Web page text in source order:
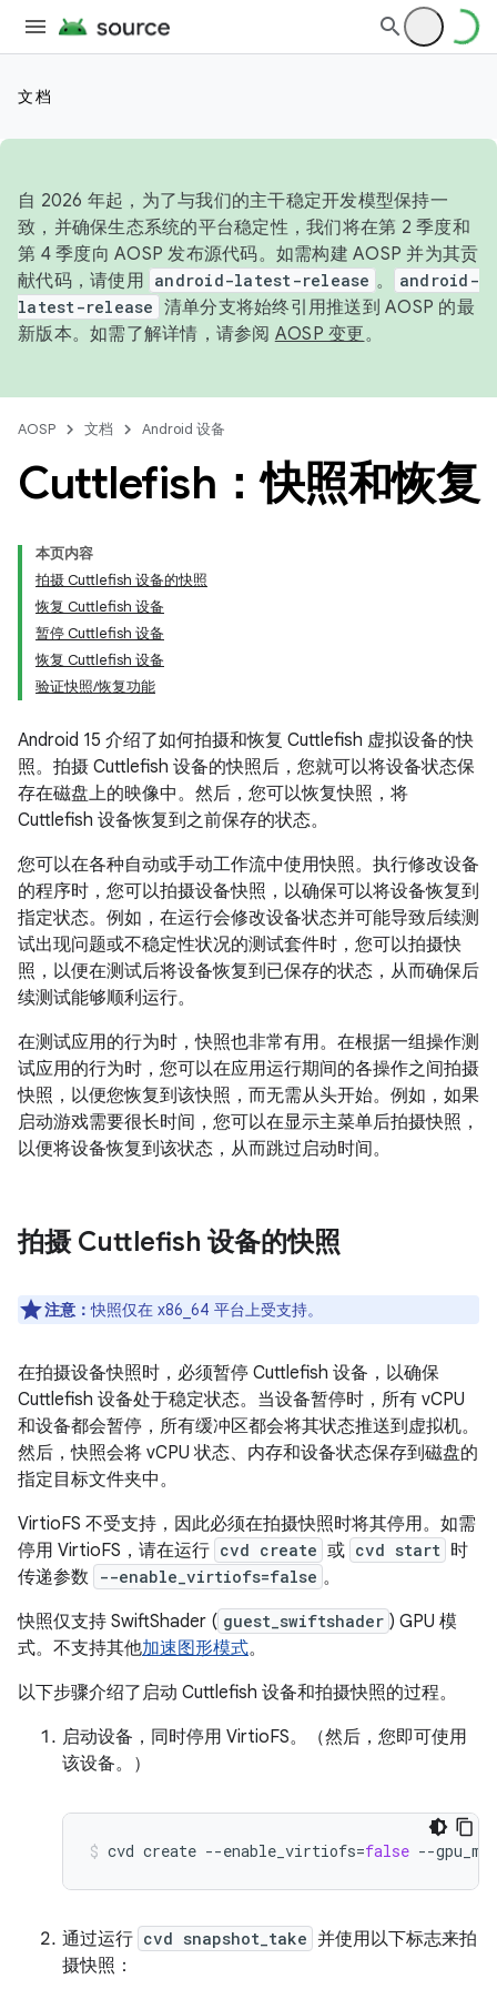
文档
自 2026 年起，为了与我们的主干稳定开发模型保持一
致，并确保生态系统的平台稳定性，我们将在第 2 季度和
第 4 季度向 AOSP 发布源代码。如需构建 AOSP 并为其贡
献代码，请使用 android-latest-release 。
android-
latest-release 清单分支将始终引用推送到 AOSP 的最
新版本。如需了解详情，请参阅 AOSP 变更。
AOSP 文档 Android 设备
Cuttlefish：快照和恢复
本页内容
拍摄 Cuttlefish 设备的快照
恢复 Cuttlefish 设备
暂停 Cuttlefish 设备
恢复 Cuttlefish 设备
验证快照/恢复功能
Android 15 介绍了如何拍摄和恢复 Cuttlefish 虚拟设备的快
照。拍摄 Cuttlefish 设备的快照后，您就可以将设备状态保
存在磁盘上的映像中。然后，您可以恢复快照，将
Cuttlefish 设备恢复到之前保存的状态。
您可以在各种自动或手动工作流中使用快照。执行修改设备
的程序时，您可以拍摄设备快照，以确保可以将设备恢复到
指定状态。例如，在运行会修改设备状态并可能导致后续测
试出现问题或不稳定性状况的测试套件时，您可以拍摄快
照，以便在测试后将设备恢复到已保存的状态，从而确保后
续测试能够顺利运行。
在测试应用的行为时，快照也非常有用。在根据一组操作测
试应用的行为时，您可以在应用运行期间的各操作之间拍摄
快照，以便您恢复到该快照，而无需从头开始。例如，如果
启动游戏需要很长时间，您可以在显示主菜单后拍摄快照，
以便将设备恢复到该状态，从而跳过启动时间。
拍摄 Cuttlefish 设备的快照
注意：快照仅在 x86_64 平台上受支持。
在拍摄设备快照时，必须暂停 Cuttlefish 设备，以确保
Cuttlefish 设备处于稳定状态。当设备暂停时，所有 vCPU
和设备都会暂停，所有缓冲区都会将其状态推送到虚拟机。
然后，快照会将 vCPU 状态、内存和设备状态保存到磁盘的
指定目标文件夹中。
VirtioFS 不受支持，因此必须在拍摄快照时将其停用。如需
停用 VirtioFS，请在运行 cvd create 或 cvd start 时
传递参数 --enable_virtiofs=false 。
快照仅支持 SwiftShader ( guest_swiftshader ) GPU 模
式。不支持其他加速图形模式。
以下步骤介绍了启动 Cuttlefish 设备和拍摄快照的过程。
启动设备，同时停用 VirtioFS。（然后，您即可使用
该设备。）
cvd create --enable_virtiofs=false --
通过运行 cvd snapshot_take 并使用以下标志来拍
摄快照：